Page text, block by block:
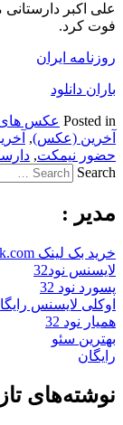
علی اکبر
فوت کرد.
روزنامه ایران
باران دانلود
Posted in عکس های
آخرین (عکس),
حضور نیمکت,
Search
مدیر :
خرید بک لینک behtarinbacklink.com
لایسنس نود32
پسورد نود 32
اوکلی لایسنس رایگان
همیار نود 32
بهترین سئو
رایگان
نوشته‌های